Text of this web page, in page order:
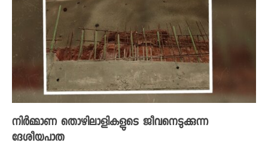
നിർമ്മാണ തൊഴിലാളികളുടെ ജീവനെടുക്കുന്ന
ദേശീയപാത